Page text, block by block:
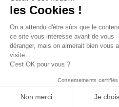
saison sèche. Les conditions
agréables, avec moins de
douces. Ces randonnées sont
niveaux de cavaliers.
Les lieux de pratique